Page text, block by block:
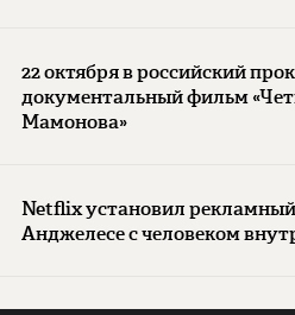
22 октября в российский
документальный фильм
Мамонова»
Netflix установил
Анджелесе с человеком